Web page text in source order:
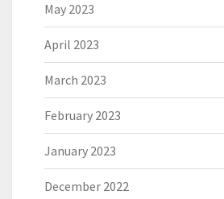
May 2023
April 2023
March 2023
February 2023
January 2023
December 2022